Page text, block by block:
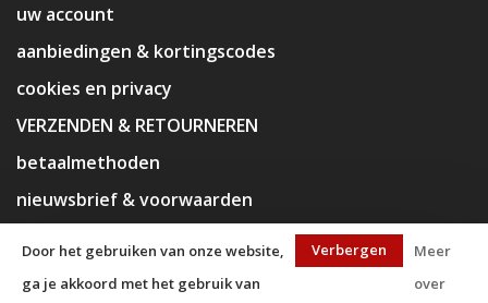
uw account
aanbiedingen & kortingscodes
cookies en privacy
VERZENDEN & RETOURNEREN
betaalmethoden
nieuwsbrief & voorwaarden
Door het gebruiken van onze website,
ga je akkoord met het gebruik van
Verbergen
Meer
over